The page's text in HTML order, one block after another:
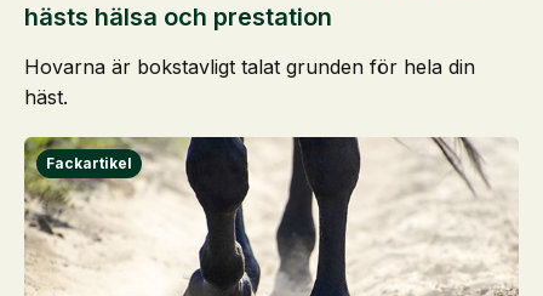
hästs hälsa och prestation
Hovarna är bokstavligt talat grunden för hela din
häst.